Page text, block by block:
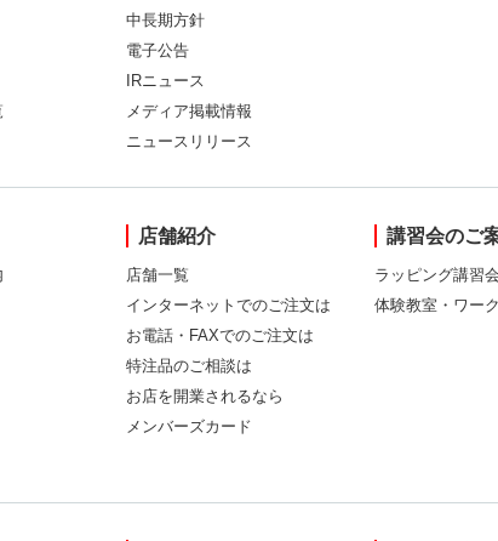
中長期方針
電子公告
IRニュース
メディア掲載情報
ニュースリリース
店舗紹介
店舗一覧
インターネットでのご注文は
お電話・FAXでのご注文は
特注品のご相談は
お店を開業されるなら
メンバーズカード
講習会のご
ラッピング講習会
体験教室・ワー